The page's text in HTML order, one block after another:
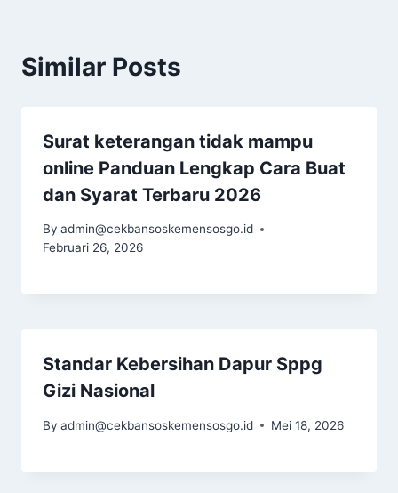
Similar Posts
Surat keterangan tidak mampu
online Panduan Lengkap Cara Buat
dan Syarat Terbaru 2026
By admin@cekbansoskemensosgo.id
Februari 26, 2026
Standar Kebersihan Dapur Sppg
Gizi Nasional
By admin@cekbansoskemensosgo.id Mei 18, 2026